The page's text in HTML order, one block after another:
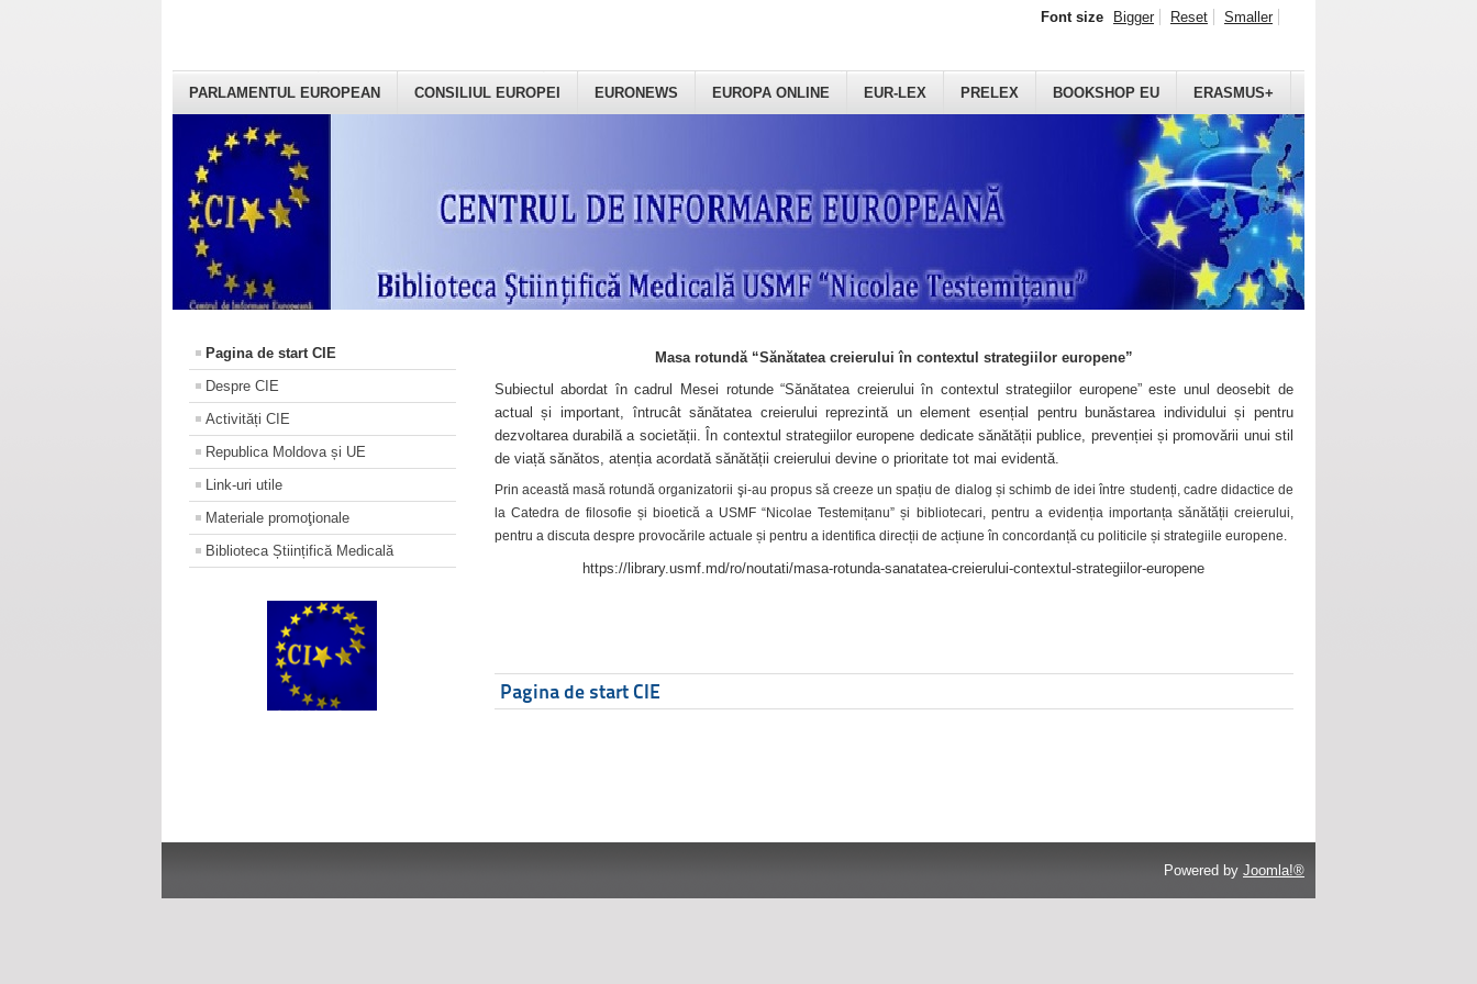
PARLAMENTUL EUROPEAN CONSILIUL EUROPEI EURONEWS EUROPA ONLINE EUR-LEX PRELEX BOOKSHOP EU ERASMUS+
Font size Bigger Reset Smaller
Pagina de start CIE
Despre CIE
Activități CIE
Republica Moldova și UE
Link-uri utile
Materiale promoţionale
Biblioteca Științifică Medicală
Masa rotundă “Sănătatea creierului în contextul strategiilor europene”
Subiectul abordat în cadrul Mesei rotunde “Sănătatea creierului în contextul strategiilor europene” este unul deosebit de
actual și important, întrucât sănătatea creierului reprezintă un element esențial pentru bunăstarea individului și pentru
dezvoltarea durabilă a societății. În contextul strategiilor europene dedicate sănătății publice, prevenției și promovării unui stil
de viață sănătos, atenția acordată sănătății creierului devine o prioritate tot mai evidentă.
Prin această masă rotundă organizatorii şi-au propus să creeze un spațiu de dialog și schimb de idei între studenți, cadre didactice de
la Catedra de filosofie și bioetică a USMF “Nicolae Testemițanu” și bibliotecari, pentru a evidenția importanța sănătății creierului,
pentru a discuta despre provocările actuale și pentru a identifica direcții de acțiune în concordanță cu politicile și strategiile europene.
https://library.usmf.md/ro/noutati/masa-rotunda-sanatatea-creierului-contextul-strategiilor-europene
Pagina de start CIE
Powered by Joomla!®